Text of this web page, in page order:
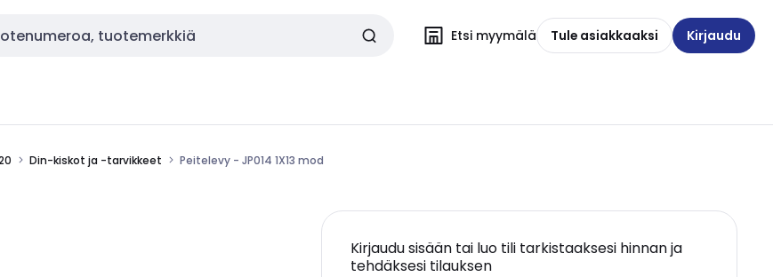
Etsi myymälä Tule asiakkaaksi Kirjaudu
Din-kiskot ja -tarvikkeet Peitelevy - JP014 1X13 mod
Kirjaudu sisään tai luo tili tarkistaaksesi hinnan ja
tehdäksesi tilauksen